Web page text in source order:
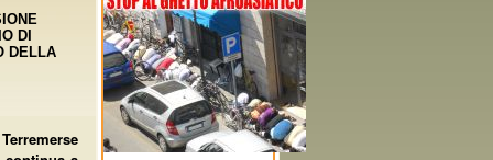
DI
DELLA